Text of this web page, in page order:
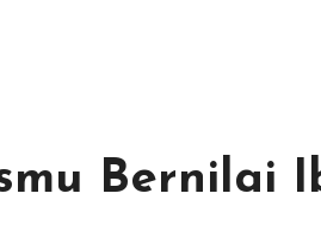
Bernilai